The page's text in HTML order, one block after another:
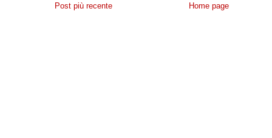
Post più recente Home page